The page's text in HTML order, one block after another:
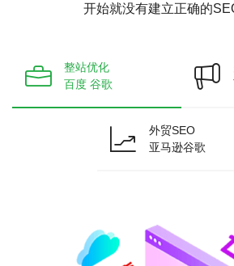
开始就没有建立正确的
整站优化
百度 谷歌
外贸SEO
亚马逊谷歌